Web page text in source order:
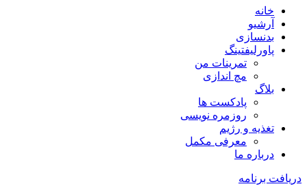
خانه
آرشیو
بدنسازی
پاورلیفتینگ
تمرینات من
مچ اندازی
بلاگ
پادکست ها
روزمره نویسی
تغذیه و رژیم
معرفی مکمل
درباره ما
دریافت برنامه